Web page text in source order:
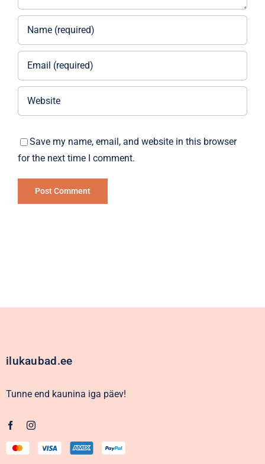
Save my name, email, and website in this browser
for the next time I comment.
ilukaubad.ee
Tunne end kaunina iga päev!